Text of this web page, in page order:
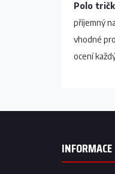
Polo
příjemný
vhodné
ocení
Z
INFORMACE